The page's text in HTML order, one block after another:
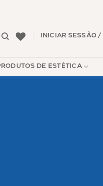
INICIAR SESSÃO /
DE ESTÉTICA